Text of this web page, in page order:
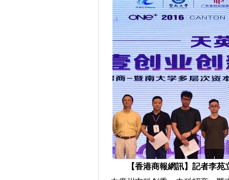
【香港商報網訊】記者李苑